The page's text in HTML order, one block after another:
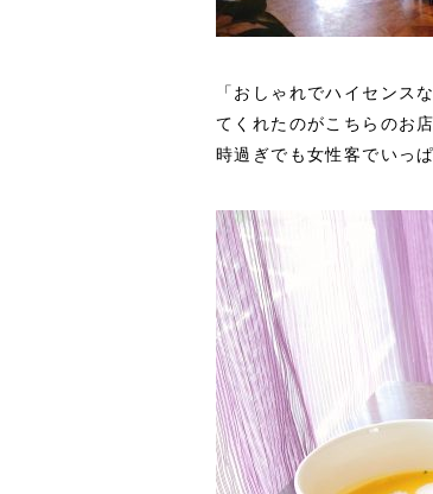
「おしゃれでハイセンス
てくれたのがこちらのお
時過ぎでも女性客でいっぱ